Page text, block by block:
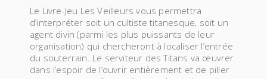
Le Livre-Jeu Les Veilleurs vous permettra
d’interpréter soit un cultiste titanesque, soit un
agent divin (parmi les plus puissants de leur
organisation) qui chercheront à localiser l’entrée
du souterrain. Le serviteur des Titans va œuvrer
dans l’espoir de l’ouvrir entièrement et de piller